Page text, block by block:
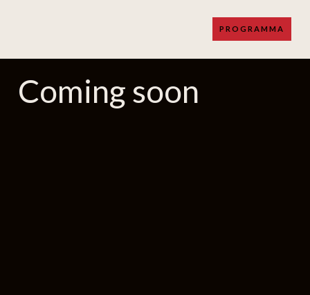
PROGRAMMA
Coming soon